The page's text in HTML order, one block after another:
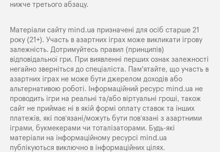
нижче третього абзацу.
Матеріали сайту mind.ua призначені для осіб старше 21
року (21+). Участь в азартних іграх може викликати ігрову
залежність. Дотримуйтесь правил (принципів)
відповідальної гри. При виявленні перших ознак залежності
негайно зверніться до спеціаліста. Пам'ятайте, що участь в
азартних іграх не може бути джерелом доходів або
альтернативою роботі. Інформаційний ресурс mind.ua не
проводить ігри на реальні та/або віртуальні гроші, також
сайт не приймає ні в якій формі оплату ставок та інших
платежів, які пов’язані/можуть бути пов’язані з азартними
іграми, букмекерами чи тоталізаторами. Будь-які
матеріали на інформаційному ресурсі mind.ua
публікуються виключно в інформаційних цілях.